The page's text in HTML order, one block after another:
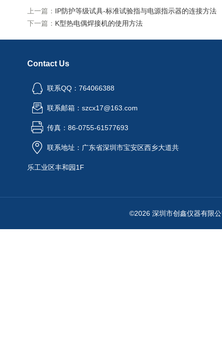
上一篇： IP防护等级试具-标准试验指与电源指示器的连接方法
下一篇： K型热电偶焊接机的使用方法
Contact Us
联系QQ：764066388
联系邮箱：szcx17@163.com
传真：86-0755-61577693
联系地址：广东省深圳市宝安区西乡大道共
乐工业区丰和园1F
©2026 深圳市创鑫仪器有限